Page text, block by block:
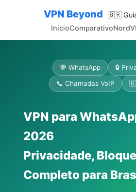
VPN Beyond
🇧🇷
InicioComparativo
💬 WhatsApp 🔒
📞 Chamadas VoIP
VPN para
2026
Privacidade,
Completo para